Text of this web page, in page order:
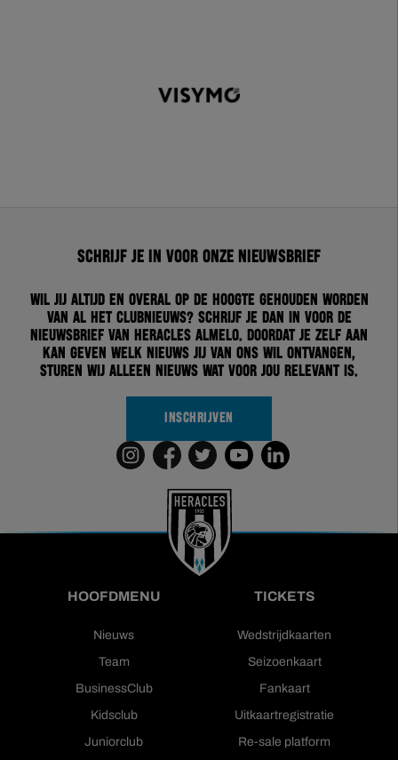
Schrijf je in voor onze nieuwsbrief
Wil jij altijd en overal op de hoogte gehouden worden
van al het clubnieuws? Schrijf je dan in voor de
nieuwsbrief van Heracles Almelo. Doordat je zelf aan
kan geven welk nieuws jij van ons wil ontvangen,
sturen wij alleen nieuws wat voor jou relevant is.
INSCHRIJVEN
HOOFDMENU
Nieuws
Team
BusinessClub
Kidsclub
Juniorclub
TICKETS
Wedstrijdkaarten
Seizoenkaart
Fankaart
Uitkaartregistratie
Re-sale platform